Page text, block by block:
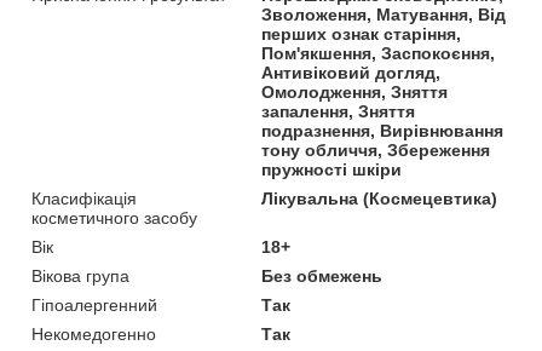
Зволоження, Матування, Від
перших ознак старіння,
Пом'якшення, Заспокоєння,
Антивіковий догляд,
Омолодження, Зняття
запалення, Зняття
подразнення, Вирівнювання
тону обличчя, Збереження
пружності шкіри
Класифікація
косметичного засобу
Лікувальна (Космецевтика)
Вік
18+
Вікова група
Без обмежень
Гіпоалергенний
Так
Некомедогенно
Так